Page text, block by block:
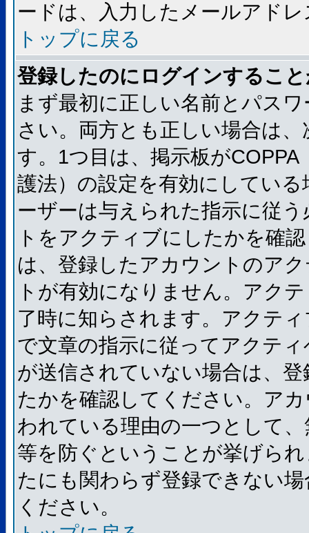
ードは、入力したメールアド
トップに戻る
登録したのにログインするこ
まず最初に正しい名前とパス
さい。両方とも正しい場合は
す。1つ目は、掲示板が
護法）の設定を有効にしてい
ーザーは与えられた指示に従
トをアクティブにしたかを確
は、登録したアカウントのア
トが有効になりません。アク
了時に知らされます。アクテ
で文章の指示に従ってアクテ
が送信されていない場合は、
たかを確認してください。ア
われている理由の一つとして
等を防ぐということが挙げら
たにも関わらず登録できない
ください。